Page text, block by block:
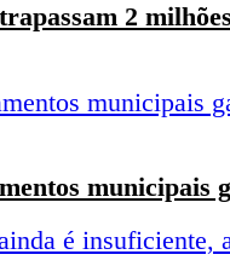
2
municipais